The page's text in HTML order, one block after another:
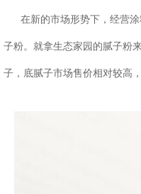
在新的市场形势下，经营涂
子粉。就拿生态家园的腻子粉
子，底腻子市场售价相对较高